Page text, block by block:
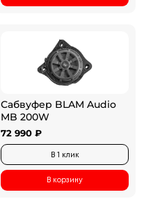
Сабвуфер BLAM Audio
MB 200W
72 990 ₽
В 1 клик
В корзину